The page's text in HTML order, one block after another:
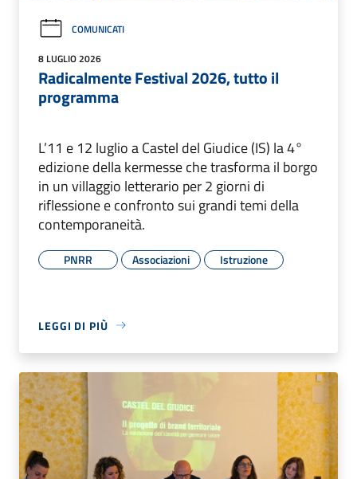
COMUNICATI
8 LUGLIO 2026
Radicalmente Festival 2026, tutto il
programma
L’11 e 12 luglio a Castel del Giudice (IS) la 4°
edizione della kermesse che trasforma il borgo
in un villaggio letterario per 2 giorni di
riflessione e confronto sui grandi temi della
contemporaneità.
PNRR Associazioni Istruzione
LEGGI DI PIÙ